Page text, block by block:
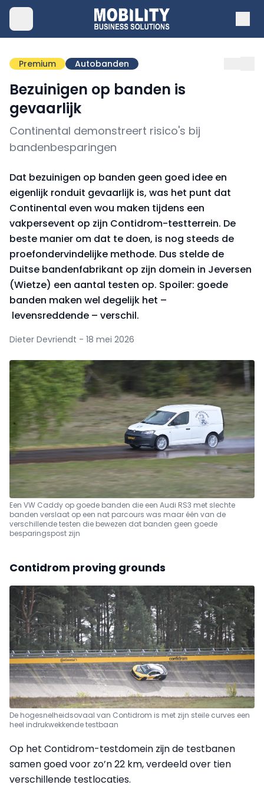
Premium Autobanden
Bezuinigen op banden is
gevaarlijk
Continental demonstreert risico's bij
bandenbesparingen
Dat bezuinigen op banden geen goed idee en
eigenlijk ronduit gevaarlijk is, was het punt dat
Continental even wou maken tijdens een
vakpersevent op zijn Contidrom-testterrein. De
beste manier om dat te doen, is nog steeds de
proefondervindelijke methode. Dus stelde de
Duitse bandenfabrikant op zijn domein in Jeversen
(Wietze) een aantal testen op. Spoiler: goede
banden maken wel degelijk het –
levensreddende – verschil.
Dieter Devriendt - 18 mei 2026
Een VW Caddy op goede banden die een Audi RS3 met slechte
banden verslaat op een nat parcours was maar één van de
verschillende testen die bewezen dat banden geen goede
besparingspost zijn
Contidrom proving grounds
De hogesnelheidsovaal van Contidrom is met zijn steile curves een
heel indrukwekkende testbaan
Op het Contidrom-testdomein zijn de testbanen
samen goed voor zo’n 22 km, verdeeld over tien
verschillende testlocaties.